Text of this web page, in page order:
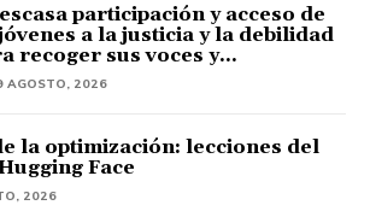
participación y acceso de
a la justicia y la debilidad
recoger sus voces y...
AGOSTO, 2026
la optimización: lecciones del
Face
2026